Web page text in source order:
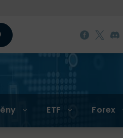
ETF Forex